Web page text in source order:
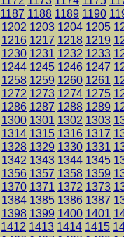
1187 1188 1189 1190
1202 1203 1204 1205
1216 1217 1218 1219
1230 1231 1232 1233
1244 1245 1246 1247
1258 1259 1260 1261
1272 1273 1274 1275
1286 1287 1288 1289
1300 1301 1302 1303
1314 1315 1316 1317
1328 1329 1330 1331
1342 1343 1344 1345
1356 1357 1358 1359
1370 1371 1372 1373
1384 1385 1386 1387
1398 1399 1400 1401
1412 1413 1414 1415